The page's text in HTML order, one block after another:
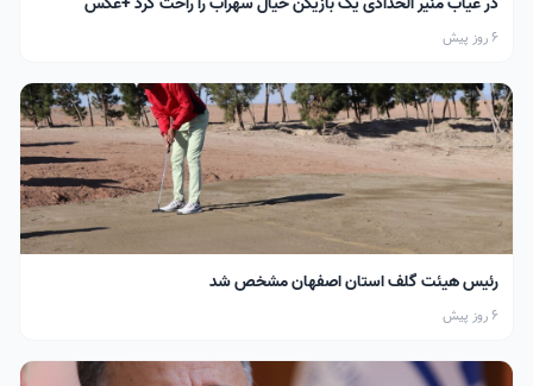
6 روز پیش
رئیس هیئت گلف استان اصفهان مشخص شد
6 روز پیش